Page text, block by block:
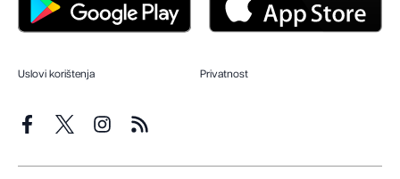
Uslovi korištenja Privatnost